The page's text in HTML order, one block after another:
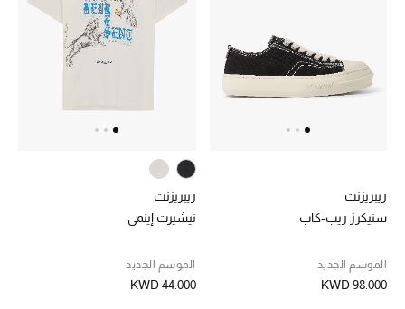
ريبريزنت
سنيكرز ريب-كاب
الموسم الجديد
KWD 98.000
ريبريزنت
تيشيرت إينمي
الموسم الجديد
KWD 44.000